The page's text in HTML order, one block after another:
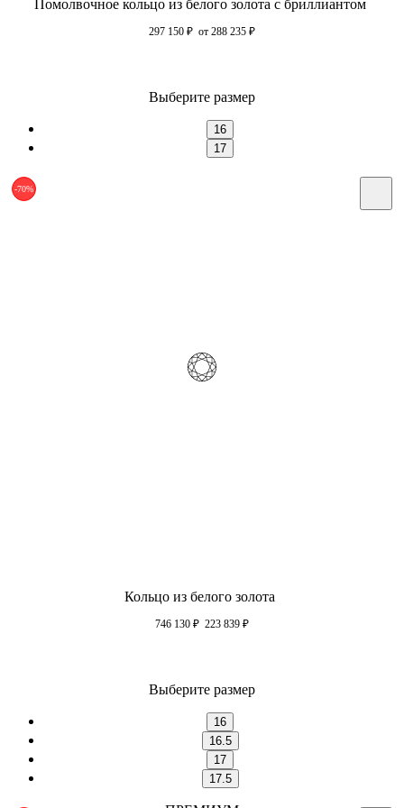
Помолвочное кольцо из белого золота с бриллиантом
297 150 ₽ от 288 235 ₽
Выберите размер
16
17
-70%
Кольцо из белого золота
746 130 ₽ 223 839 ₽
Выберите размер
16
16.5
17
17.5